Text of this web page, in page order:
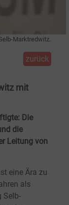
Marktredwitz.
zurück
mit
Die
die
Leitung von
eine Ära zu
als
Selb-